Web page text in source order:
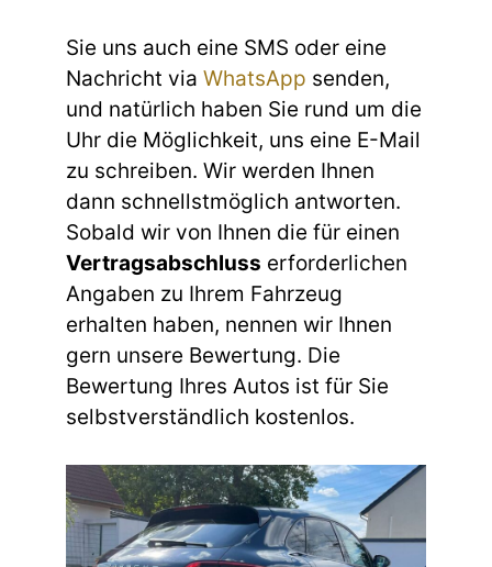
Sie uns auch eine SMS oder eine
Nachricht via WhatsApp senden,
und natürlich haben Sie rund um die
Uhr die Möglichkeit, uns eine E-Mail
zu schreiben. Wir werden Ihnen
dann schnellstmöglich antworten.
Sobald wir von Ihnen die für einen
Vertragsabschluss erforderlichen
Angaben zu Ihrem Fahrzeug
erhalten haben, nennen wir Ihnen
gern unsere Bewertung. Die
Bewertung Ihres Autos ist für Sie
selbstverständlich kostenlos.